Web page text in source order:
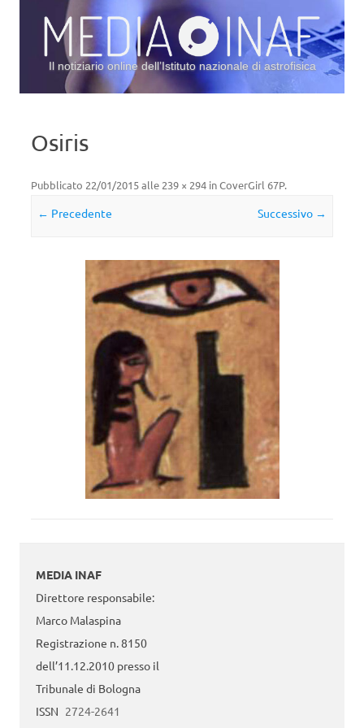
Il notiziario online dell’Istituto nazionale di astrofisica
Osiris
Pubblicato 22/01/2015alle 239 × 294 inCoverGirl 67P.
← Precedente Successivo →
MEDIA INAF
Direttore responsabile:
Marco Malaspina
Registrazione n. 8150
dell’11.12.2010 presso il
Tribunale di Bologna
ISSN 2724-2641